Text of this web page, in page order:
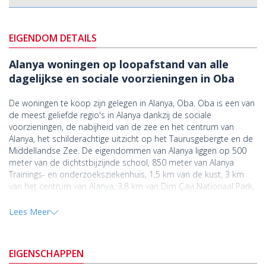
EIGENDOM DETAILS
Alanya woningen op loopafstand van alle
dagelijkse en sociale voorzieningen in Oba
De woningen te koop zijn gelegen in Alanya, Oba. Oba is een van
de meest geliefde regio's in Alanya dankzij de sociale
voorzieningen, de nabijheid van de zee en het centrum van
Alanya, het schilderachtige uitzicht op het Taurusgebergte en de
Middellandse Zee. De eigendommen van Alanya liggen op 500
meter van de dichtstbijzijnde school, 850 meter van Alanya
Trainings- en onderzoeksziekenhuis, 1,5 km van de kust, 3 km
van het centrum van Alanya, 3,8 km van Dim Çayı Nationaal Park,
internationale luchthaven van Antalya en 141 km naar het
Het grote wooncomplex is gebouwd op een oppervlakte van
Lees Meer
EIGENSCHAPPEN